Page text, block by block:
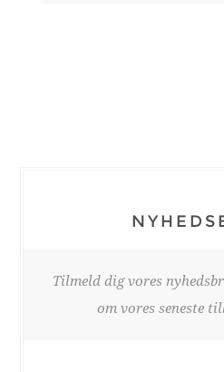
Tilmeld dig vores
om vores seneste